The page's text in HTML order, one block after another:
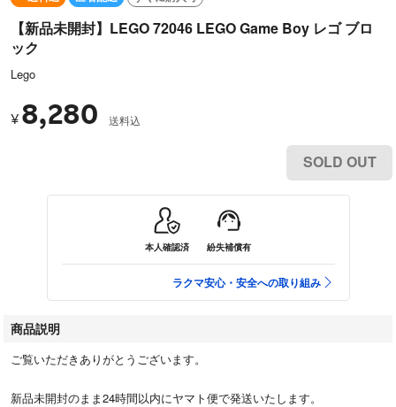
【新品未開封】LEGO 72046 LEGO Game Boy レゴ ブロ
ック
Lego
¥ 8,280 送料込
SOLD OUT
本人確認済 紛失補償有
ラクマ安心・安全への取り組み
商品説明
ご覧いただきありがとうございます。
新品未開封のまま24時間以内にヤマト便で発送いたします。